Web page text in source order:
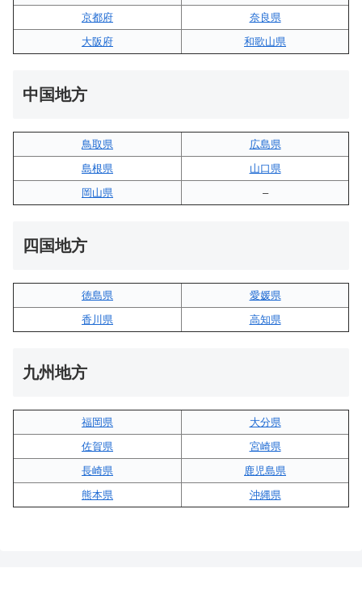
京都府
奈良県
大阪府
和歌山県
中国地方
鳥取県
広島県
島根県
山口県
岡山県
–
四国地方
徳島県
愛媛県
香川県
高知県
九州地方
福岡県
大分県
佐賀県
宮崎県
長崎県
鹿児島県
熊本県
沖縄県